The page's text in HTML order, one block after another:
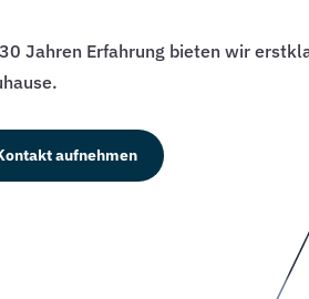
Jahren Erfahrung bieten wir
aufnehmen